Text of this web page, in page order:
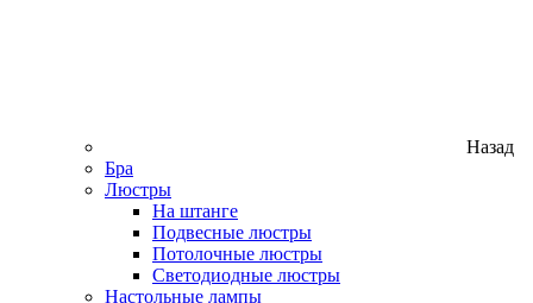
Назад
Бра
Люстры
На штанге
Подвесные люстры
Потолочные люстры
Светодиодные люстры
Настольные лампы